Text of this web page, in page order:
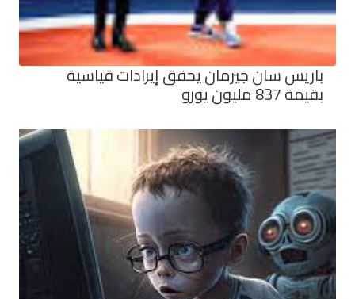
باريس سان جيرمان يحقق إيرادات قياسية
بقيمة 837 مليون يورو